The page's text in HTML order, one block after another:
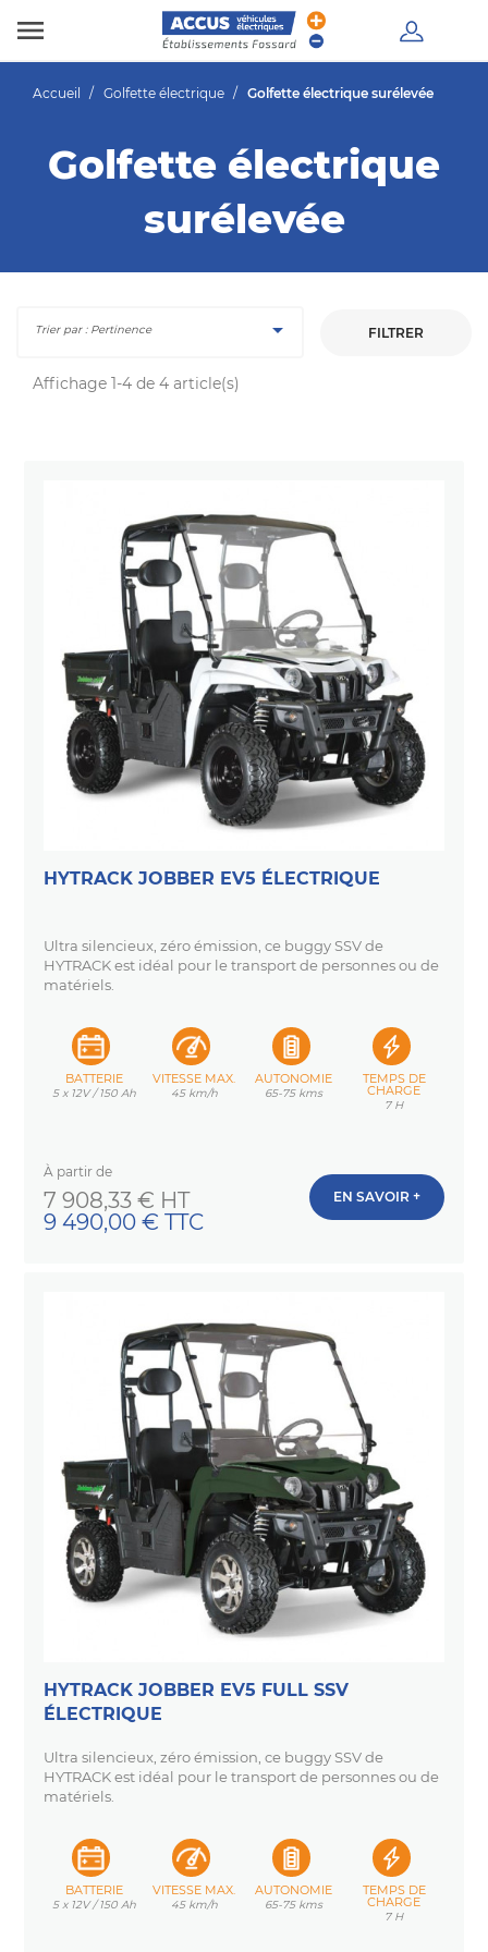

Accueil Golfette électrique Golfette électrique surélevée
Golfette électrique
surélevée
Trier par : Pertinence  FILTRER
Affichage 1-4 de 4 article(s)
HYTRACK JOBBER EV5 ÉLECTRIQUE
Ultra silencieux, zéro émission, ce buggy SSV de
HYTRACK est idéal pour le transport de personnes ou de
matériels.
BATTERIE
5 x 12V / 150 Ah
VITESSE MAX.
45 km/h
AUTONOMIE
65-75 kms
TEMPS DE
CHARGE
7 H
À partir de
Prix
7 908,33 € HT
9 490,00 € TTC
EN SAVOIR +
HYTRACK JOBBER EV5 FULL SSV
ÉLECTRIQUE
Ultra silencieux, zéro émission, ce buggy SSV de
HYTRACK est idéal pour le transport de personnes ou de
matériels.
BATTERIE
5 x 12V / 150 Ah
VITESSE MAX.
45 km/h
AUTONOMIE
65-75 kms
TEMPS DE
CHARGE
7 H